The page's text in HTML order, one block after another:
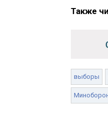
Также
выборы